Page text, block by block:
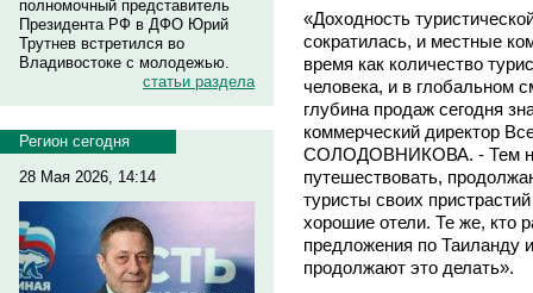
полномочный представитель
Президента РФ в ДФО Юрий
Трутнев встретился во
Владивостоке с молодежью.
статьи раздела
Регион сегодня
28 Мая 2026, 14:14
«Доходность
сократилась, и местные
время как количество
человека, и в глобальном
глубина продаж сегодня
коммерческий директор
СОЛОДОВНИКОВА. - Тем не
путешествовать,
туристы своих
хорошие отели. Те же, кто
предложения по Таиланду
продолжают это делать».